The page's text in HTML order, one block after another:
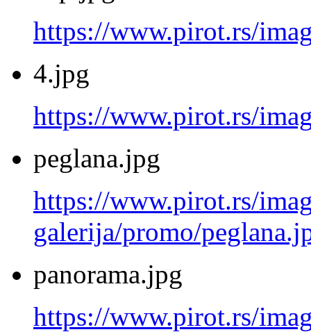
https://www.pirot.rs/
4.jpg
https://www.pirot.rs/
peglana.jpg
https://www.pirot.rs/
galerija/promo/
panorama.jpg
https://www.pirot.rs/